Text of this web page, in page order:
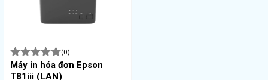
(0)
Máy in hóa đơn Epson
T81iii (LAN)